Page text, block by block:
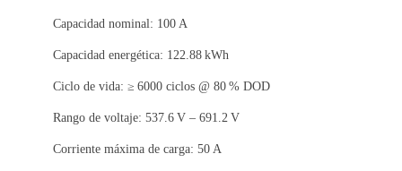
Capacidad nominal: 100 A
Capacidad energética: 122.88 kWh
Ciclo de vida: ≥ 6000 ciclos @ 80 % DOD
Rango de voltaje: 537.6 V – 691.2 V
Corriente máxima de carga: 50 A